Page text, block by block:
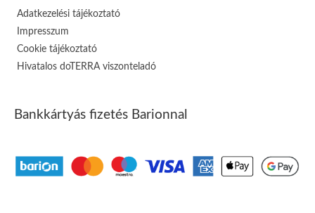
Adatkezelési tájékoztató
Impresszum
Cookie tájékoztató
Hivatalos doTERRA viszonteladó
Bankkártyás fizetés Barionnal